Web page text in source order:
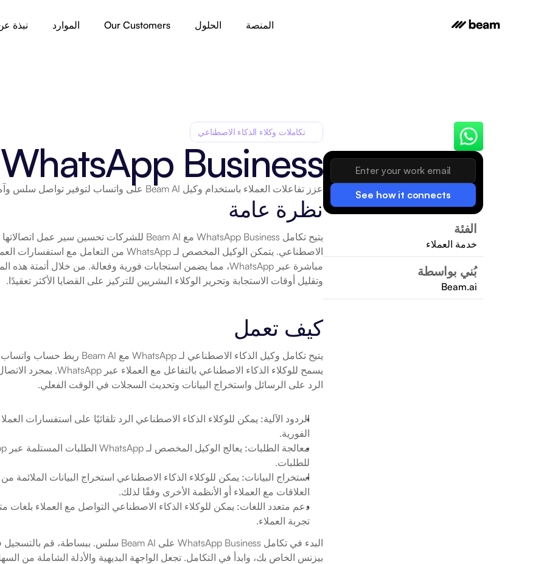
See how it connects
الفئة
خدمة العملاء
بُني بواسطة
Beam.ai
تكاملات وكلاء الذكاء الاصطناعي
WhatsApp Business
عزز تفاعلات العملاء باستخدام وكيل Beam AI على واتساب لتوفير تواصل سلس وآمن عبر واتساب للأعمال.
نظرة عامة
وتقليل أوقات الاستجابة وتحرير الوكلاء البشريين للتركيز على القضايا الأكثر تعقيدًا.
كيف تعمل
الرد على الرسائل واستخراج البيانات وتحديث السجلات في الوقت الفعلي.
الردود الآلية:
الفورية.
معالجة الطلبات:
للطلبات.
استخراج البيانات:
العلاقات مع العملاء أو الأنظمة الأخرى وفقًا لذلك.
دعم متعدد اللغات:
تجربة العملاء.
بيزنس الخاص بك، وابدأ في التكامل. تجعل الواجهة البديهية والأدلة الشاملة من
المنصة الحلول Our Customers الموارد نبذة